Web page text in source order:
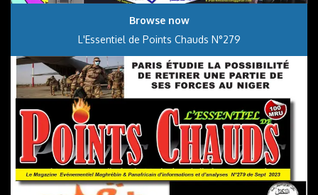
Browse now
L'Essentiel de Points Chauds N°279